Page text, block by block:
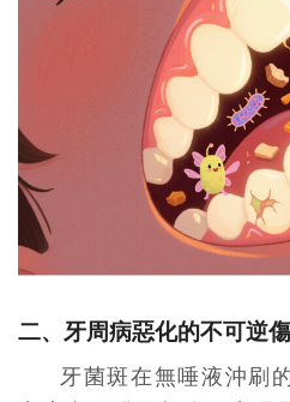
二、牙周病惡化的不可逆
牙菌斑在無唾液沖刷